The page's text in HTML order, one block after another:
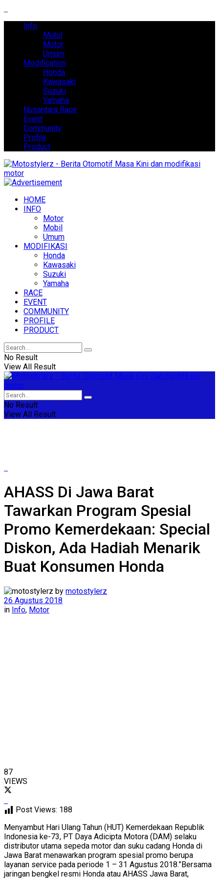
Info
Mobil
Motor
Umum
Modification
Honda
Kawasaki
Suzuki
Yamaha
Nusantara Race
Event
Community
Profile
Product
HOME
INFO
Motor
Mobil
Umum
MODIFIKASI
Honda
Kawasaki
Suzuki
Yamaha
RACE
EVENT
COMMUNITY
PROFILE
PRODUCT
No Result
View All Result
No Result
View All Result
AHASS Di Jawa Barat
Tawarkan Program Spesial
Promo Kemerdekaan: Special
Diskon, Ada Hadiah Menarik
Buat Konsumen Honda
by motostylerz
26 Agustus 2018
in Info, Motor
87
VIEWS
Post Views: 188
Menyambut Hari Ulang Tahun (HUT) Kemerdekaan Republik
Indonesia ke-73, PT Daya Adicipta Motora (DAM) selaku
distributor utama sepeda motor dan suku cadang Honda di
Jawa Barat menawarkan program spesial promo berupa
layanan service pada periode 1 – 31 Agustus 2018.”Bersama
jaringan bengkel resmi Honda atau AHASS Jawa Barat,